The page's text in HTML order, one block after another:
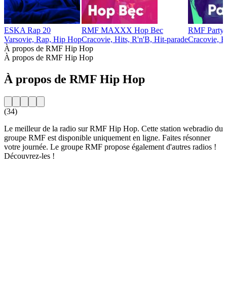
ESKA Rap 20
Varsovie, Rap, Hip Hop
RMF MAXXX Hop Bec
Cracovie, Hits, R'n'B, Hit-parade
RMF Party
Cracovie,
À propos de RMF Hip Hop
À propos de RMF Hip Hop
À propos de RMF Hip Hop
(34)
Le meilleur de la radio sur RMF Hip Hop. Cette station webradio du
groupe RMF est disponible uniquement en ligne. Faites résonner
votre journée. Le groupe RMF propose également d'autres radios !
Découvrez-les !